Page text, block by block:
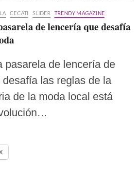
CECATI SLIDER TRENDY MAGAZINE
de lencería que desafía
pasarela de lencería de
las reglas de la
de la moda local está